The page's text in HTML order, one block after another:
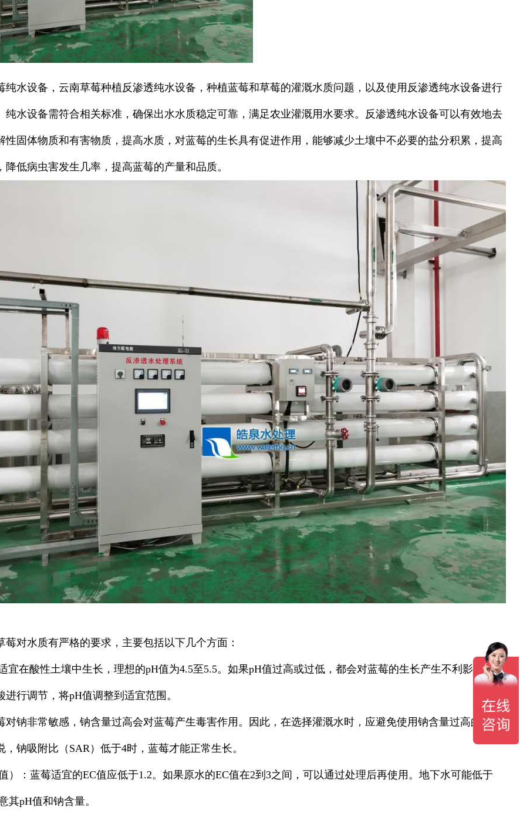
纯水设备，云南草莓种植反渗透纯水设备，种植蓝莓和草莓的灌溉水质问题，以及使用反渗透纯水设备进行
纯水设备需符合相关标准，确保出水水质稳定可靠，满足农业灌溉用水要求。反渗透纯水设备可以有效地去
性固体物质和有害物质，提高水质，对蓝莓的生长具有促进作用，能够减少土壤中不必要的盐分积累，提高
降低病虫害发生几率，提高蓝莓的产量和品质。
莓对水质有严格的要求 ，主要包括以下几个方面：
宜在酸性土壤中生长，理想的pH值为4.5至5.5。如果pH值过高或过低，都会对蓝莓的生长产生不利影响。可
进行调节，将pH值调整到适宜范围。
对钠非常敏感，钠含量过高会对蓝莓产生毒害作用。因此，在选择灌溉水时，应避免使用钠含量过高的水
，钠吸附比（ SAR）低于4时，蓝莓才能正常生长。
） ：蓝莓适宜的EC值应低于1.2。如果原水的EC值在2到 3之间，可以通过处理后再使用。地下水可能低于
其pH值和钠含量。